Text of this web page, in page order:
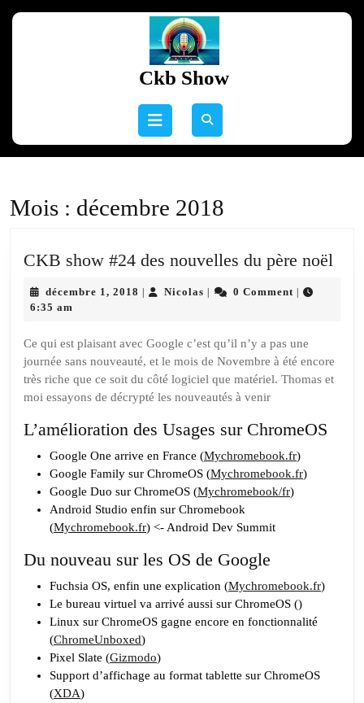
Ckb Show
Open
Mois : décembre 2018
CKB show #24 des nouvelles du père noël
du
père
décembre 1, 2018 décembre
Nicolas Nicolas0 Comment
6:35 am
Ce qui est plaisant avec Google c’est qu’il n’y a pas une
journée sans nouveauté, et le mois de Novembre à été encore
très riche que ce soit du côté logiciel que matériel. Thomas et
moi essayons de décrypté les nouveautés à venir
L’amélioration des Usages sur ChromeOS
Google One arrive en France (Mychromebook.fr)
Google Family sur ChromeOS (Mychromebook.fr)
Google Duo sur ChromeOS (Mychromebook/fr)
Android Studio enfin sur Chromebook
(Mychromebook.fr) <- Android Dev Summit
Du nouveau sur les OS de Google
Fuchsia OS, enfin une explication (Mychromebook.fr)
Le bureau virtuel va arrivé aussi sur ChromeOS ()
Linux sur ChromeOS gagne encore en fonctionnalité
(ChromeUnboxed)
Pixel Slate (Gizmodo)
Support d’affichage au format tablette sur ChromeOS
(XDA)